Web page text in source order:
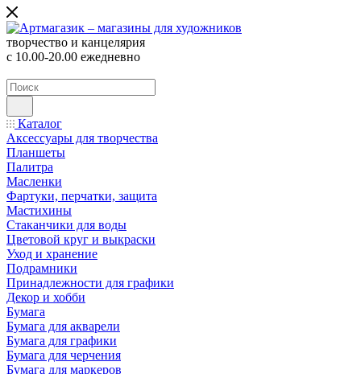
творчество и канцелярия
с 10.00-20.00 ежедневно
Каталог
Аксессуары для творчества
Планшеты
Палитра
Масленки
Фартуки, перчатки, защита
Мастихины
Стаканчики для воды
Цветовой круг и выкраски
Уход и хранение
Подрамники
Принадлежности для графики
Декор и хобби
Бумага
Бумага для акварели
Бумага для графики
Бумага для черчения
Бумага для маркеров